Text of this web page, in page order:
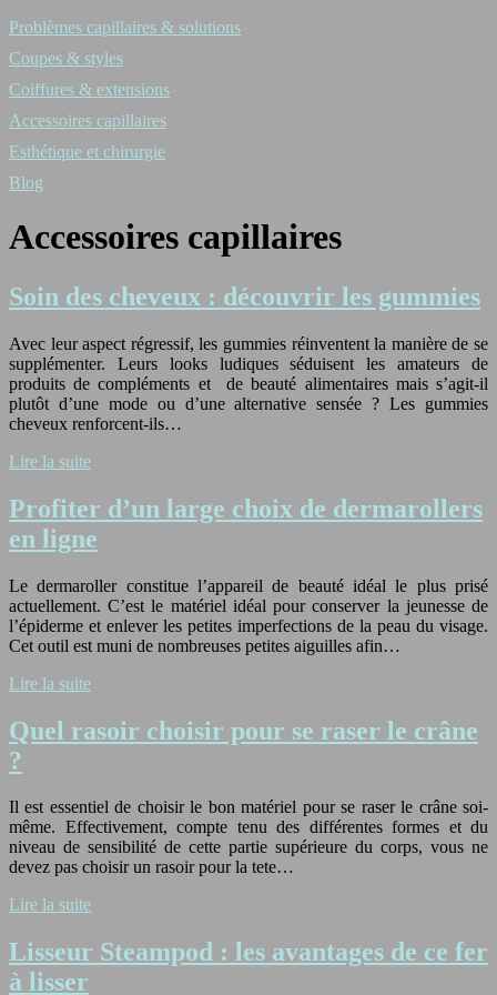
Problèmes capillaires & solutions
Coupes & styles
Coiffures & extensions
Accessoires capillaires
Esthétique et chirurgie
Blog
Accessoires capillaires
Soin des cheveux : découvrir les gummies
Avec leur aspect régressif, les gummies réinventent la manière de se
supplémenter. Leurs looks ludiques séduisent les amateurs de
produits de compléments et de beauté alimentaires mais s’agit-il
plutôt d’une mode ou d’une alternative sensée ? Les gummies
cheveux renforcent-ils…
Lire la suite
Profiter d’un large choix de dermarollers
en ligne
Le dermaroller constitue l’appareil de beauté idéal le plus prisé
actuellement. C’est le matériel idéal pour conserver la jeunesse de
l’épiderme et enlever les petites imperfections de la peau du visage.
Cet outil est muni de nombreuses petites aiguilles afin…
Lire la suite
Quel rasoir choisir pour se raser le crâne
?
Il est essentiel de choisir le bon matériel pour se raser le crâne soi-
même. Effectivement, compte tenu des différentes formes et du
niveau de sensibilité de cette partie supérieure du corps, vous ne
devez pas choisir un rasoir pour la tete…
Lire la suite
Lisseur Steampod : les avantages de ce fer
à lisser